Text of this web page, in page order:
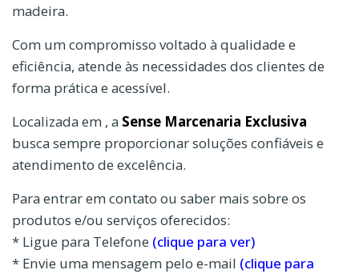
madeira.
Com um compromisso voltado à qualidade e
eficiência, atende às necessidades dos clientes de
forma prática e acessível.
Localizada em , a Sense Marcenaria Exclusiva
busca sempre proporcionar soluções confiáveis e
atendimento de excelência.
Para entrar em contato ou saber mais sobre os
produtos e/ou serviços oferecidos:
* Ligue para Telefone (clique para ver)
* Envie uma mensagem pelo e-mail (clique para